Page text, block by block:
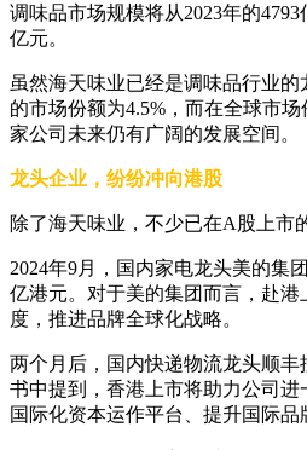
调味品市场规模将从2023年的
亿元。
虽然海天味业已经是调味品行业
的市场份额为4.5%，而在全球市
家公司未来仍有广阔的发展空间。
龙头企业，纷纷冲向港股
除了海天味业，不少已在A股上市
2024年9月，国内家电龙头美的集
亿港元。对于美的集团而言，赴港
度，推进品牌全球化战略。
两个月后，国内快递物流龙头顺
书中提到，香港上市将助力公司
国际化资本运作平台、提升国际品